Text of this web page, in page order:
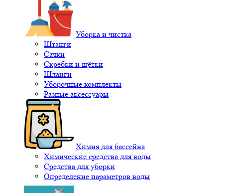
Уборка и чистка
Штанги
Сачки
Скребки и щётки
Шланги
Уборочные комплекты
Разные аксессуары
Химия для бассейна
Химические средства для воды
Средства для уборки
Определение параметров воды